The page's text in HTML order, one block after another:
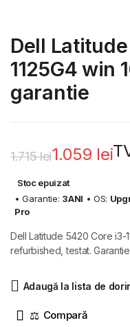
Dell
1125G4 win
garantie
1.715lei
inițial
fost:
1.059 lei
curent
1.059 lei.
Stoc epuizat
• Garantie: 3ANI • OS:
Pro
Dell Latitude 5420 Core i3-
refurbished, testat.
Adaugă la lista de
⚖